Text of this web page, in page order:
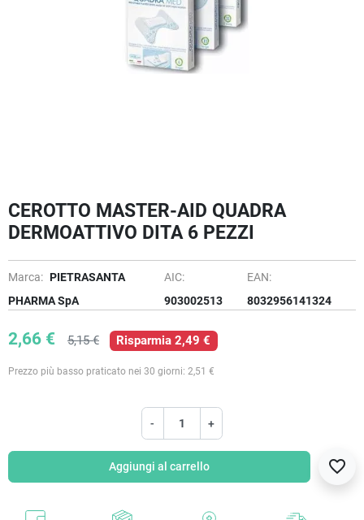
CEROTTO MASTER-AID QUADRA
DERMOATTIVO DITA 6 PEZZI
Marca: PIETRASANTA
PHARMA SpA
AIC:
903002513
EAN:
8032956141324
2,66 € 5,15 € Risparmia 2,49 €
Prezzo più basso praticato nei 30 giorni: 2,51 €
- +
Aggiungi al carrello favorite_border